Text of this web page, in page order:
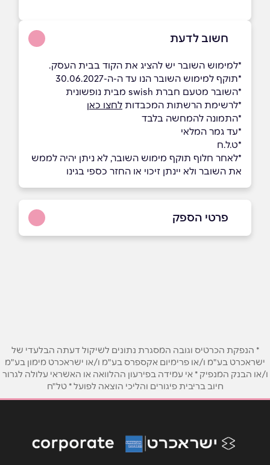
חשוב לדעת
*למימוש השובר יש להציג את הקוד בבית העסק.
*תוקף למימוש השובר הנו עד ה-ה-30.06.2027
*השובר מטעם חברת swish מבית נופשונית
*לרשימת הרשתות המכבדות לחצו כאן
*התמונה להמחשה בלבד
*עד גמר המלאי
*ט.ל.ח
*לאחר חלוף תוקף מימוש השובר, לא ניתן יהיה לממש
את השובר ולא יינתן זיכוי או החזר כספי בגינו
פרטי הספק
אימייל *
* הנפקת הכרטיס וגובה המסגרת נתונים לשיקול דעתה הבלעדי של
ישראכרט בע"מ ו/או פרימיום אקספרס בע"מ ו/או ישראכרט מימון בע"מ
ו/או הבנק המנפיק * אי עמידה בפירעון ההלוואה או האשראי עלולה לגרור
חיוב בריבית פיגורים והליכי הוצאה לפועל * טל"ח